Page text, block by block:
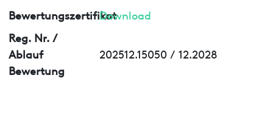
BewertungszertifikatDownload
Reg. Nr. /
Ablauf
Bewertung
202512.15050 / 12.2028